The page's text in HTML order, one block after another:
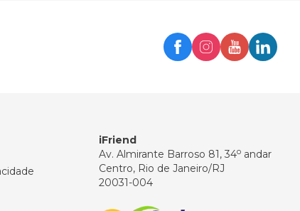
iFriend
Av. Almirante Barroso 81, 34o andar
Centro, Rio de Janeiro/RJ
20031-004